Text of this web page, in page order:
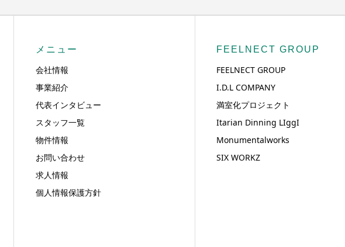
メニュー
会社情報
事業紹介
代表インタビュー
スタッフ一覧
物件情報
お問い合わせ
求人情報
個人情報保護方針
FEELNECT GROUP
FEELNECT GROUP
I.D.L COMPANY
満室化プロジェクト
Itarian Dinning LIggI
Monumentalworks
SIX WORKZ